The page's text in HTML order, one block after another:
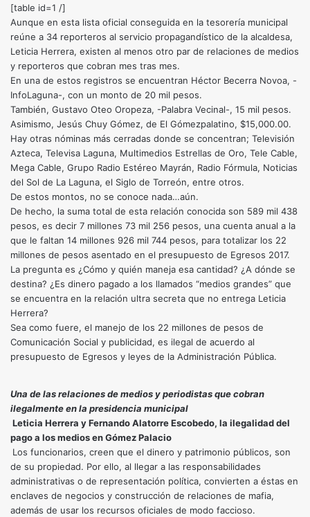
[table id=1 /]
Aunque en esta lista oficial conseguida en la tesorería municipal
reúne a 34 reporteros al servicio propagandístico de la alcaldesa,
Leticia Herrera, existen al menos otro par de relaciones de medios
y reporteros que cobran mes tras mes.
En una de estos registros se encuentran Héctor Becerra Novoa, -
InfoLaguna-, con un monto de 20 mil pesos.
También, Gustavo Oteo Oropeza, -Palabra Vecinal-, 15 mil pesos.
Asimismo, Jesús Chuy Gómez, de El Gómezpalatino, $15,000.00.
Hay otras nóminas más cerradas donde se concentran; Televisión
Azteca, Televisa Laguna, Multimedios Estrellas de Oro, Tele Cable,
Mega Cable, Grupo Radio Estéreo Mayrán, Radio Fórmula, Noticias
del Sol de La Laguna, el Siglo de Torreón, entre otros.
De estos montos, no se conoce nada…aún.
De hecho, la suma total de esta relación conocida son 589 mil 438
pesos, es decir 7 millones 73 mil 256 pesos, una cuenta anual a la
que le faltan 14 millones 926 mil 744 pesos, para totalizar los 22
millones de pesos asentado en el presupuesto de Egresos 2017.
La pregunta es ¿Cómo y quién maneja esa cantidad? ¿A dónde se
destina? ¿Es dinero pagado a los llamados “medios grandes” que
se encuentra en la relación ultra secreta que no entrega Leticia
Herrera?
Sea como fuere, el manejo de los 22 millones de pesos de
Comunicación Social y publicidad, es ilegal de acuerdo al
presupuesto de Egresos y leyes de la Administración Pública.
Una de las relaciones de medios y periodistas que cobran
ilegalmente en la presidencia municipal
Leticia Herrera y Fernando Alatorre Escobedo, la ilegalidad del
pago a los medios en Gómez Palacio
Los funcionarios, creen que el dinero y patrimonio públicos, son
de su propiedad. Por ello, al llegar a las responsabilidades
administrativas o de representación política, convierten a éstas en
enclaves de negocios y construcción de relaciones de mafia,
además de usar los recursos oficiales de modo faccioso.